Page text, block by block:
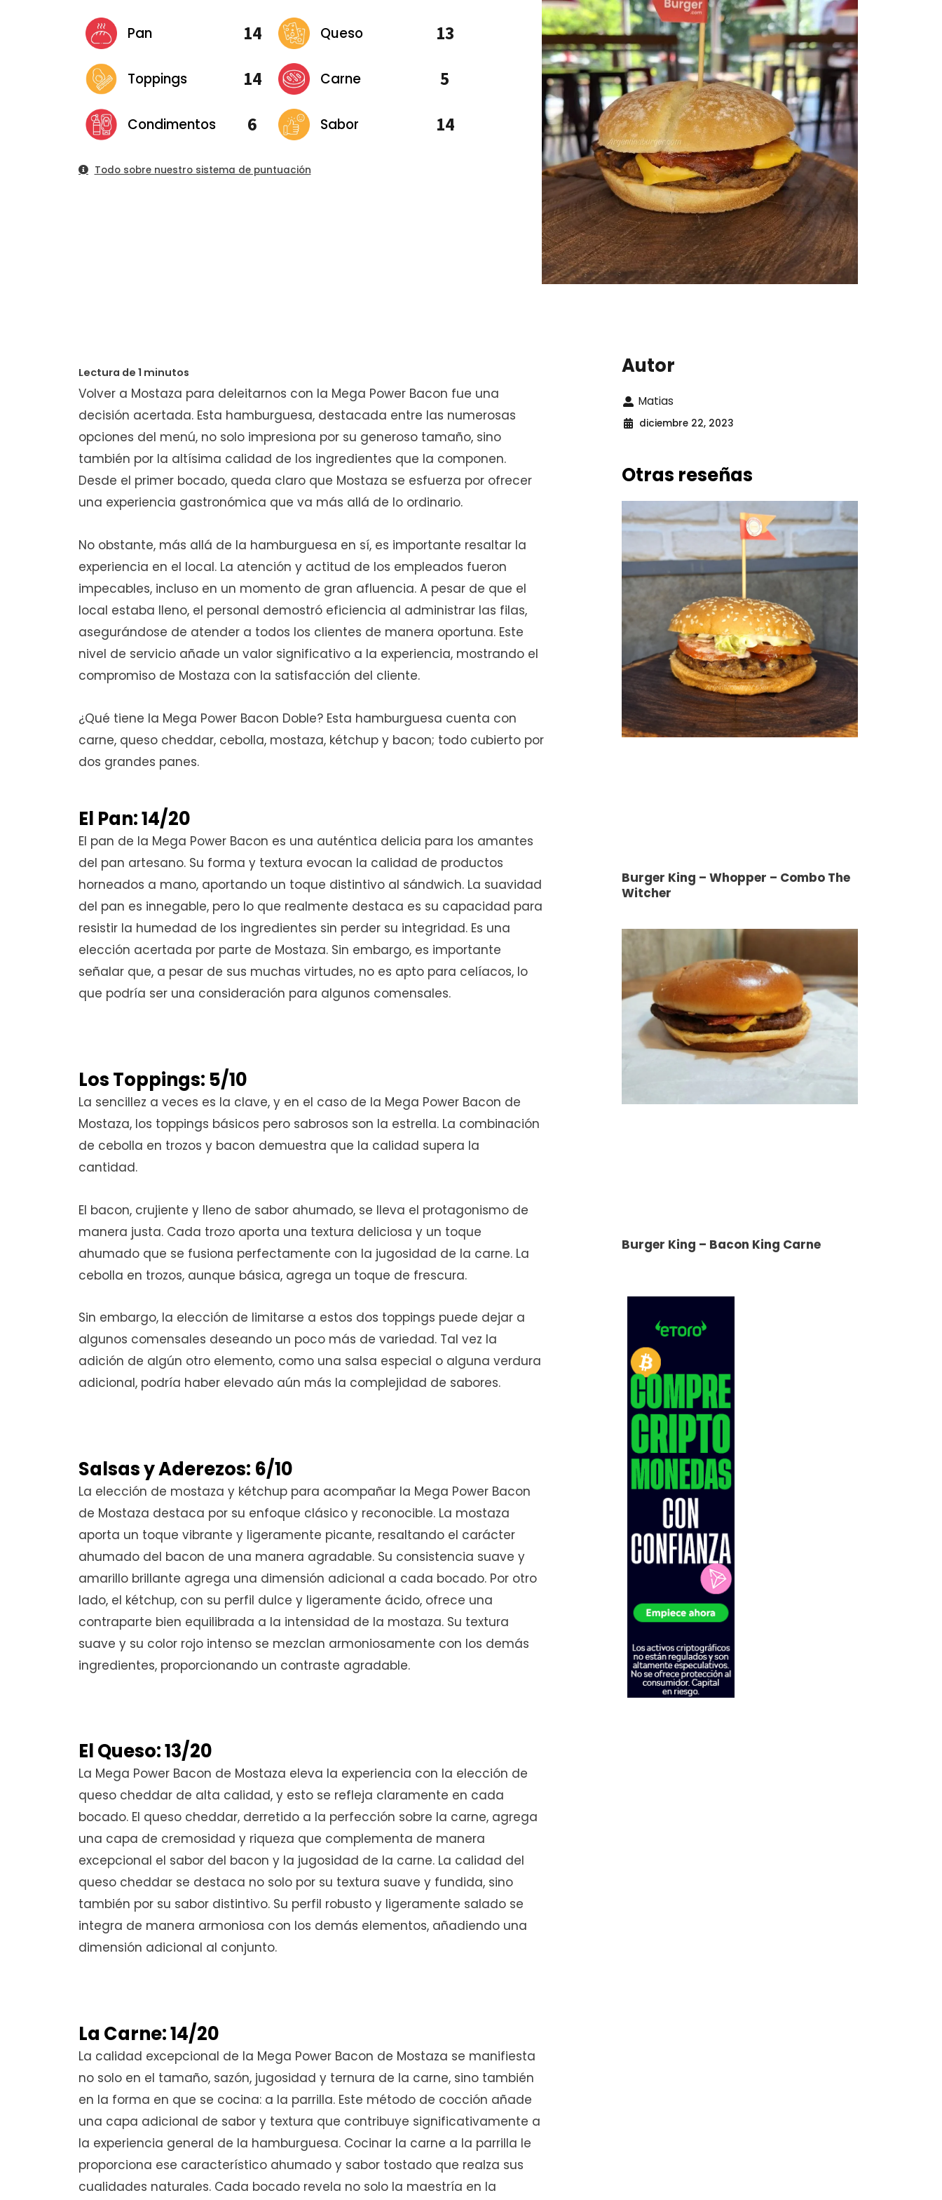
Pan
Toppings
Condimentos
14
14
6
Queso
Carne
Sabor
13
5
14
Todo sobre nuestro sistema de puntuación
Volver a Mostaza para deleitarnos con la Mega Power Bacon fue una
decisión acertada. Esta hamburguesa, destacada entre las numerosas
opciones del menú, no solo impresiona por su generoso tamaño, sino
también por la altísima calidad de los ingredientes que la componen.
Desde el primer bocado, queda claro que Mostaza se esfuerza por ofrecer
una experiencia gastronómica que va más allá de lo ordinario.
No obstante, más allá de la hamburguesa en sí, es importante resaltar la
experiencia en el local. La atención y actitud de los empleados fueron
impecables, incluso en un momento de gran afluencia. A pesar de que el
local estaba lleno, el personal demostró eficiencia al administrar las filas,
asegurándose de atender a todos los clientes de manera oportuna. Este
nivel de servicio añade un valor significativo a la experiencia, mostrando el
compromiso de Mostaza con la satisfacción del cliente.
¿Qué tiene la Mega Power Bacon Doble? Esta hamburguesa cuenta con
carne, queso cheddar, cebolla, mostaza, kétchup y bacon; todo cubierto por
dos grandes panes.
El Pan: 14/20
El pan de la Mega Power Bacon es una auténtica delicia para los amantes
del pan artesano. Su forma y textura evocan la calidad de productos
horneados a mano, aportando un toque distintivo al sándwich. La suavidad
del pan es innegable, pero lo que realmente destaca es su capacidad para
resistir la humedad de los ingredientes sin perder su integridad. Es una
elección acertada por parte de Mostaza. Sin embargo, es importante
señalar que, a pesar de sus muchas virtudes, no es apto para celíacos, lo
que podría ser una consideración para algunos comensales.
Los Toppings: 5/10
La sencillez a veces es la clave, y en el caso de la Mega Power Bacon de
Mostaza, los toppings básicos pero sabrosos son la estrella. La combinación
de cebolla en trozos y bacon demuestra que la calidad supera la
cantidad.
El bacon, crujiente y lleno de sabor ahumado, se lleva el protagonismo de
manera justa. Cada trozo aporta una textura deliciosa y un toque
ahumado que se fusiona perfectamente con la jugosidad de la carne. La
cebolla en trozos, aunque básica, agrega un toque de frescura.
Sin embargo, la elección de limitarse a estos dos toppings puede dejar a
algunos comensales deseando un poco más de variedad. Tal vez la
adición de algún otro elemento, como una salsa especial o alguna verdura
adicional, podría haber elevado aún más la complejidad de sabores.
Salsas y Aderezos: 6/10
La elección de mostaza y kétchup para acompañar la Mega Power Bacon
de Mostaza destaca por su enfoque clásico y reconocible. La mostaza
aporta un toque vibrante y ligeramente picante, resaltando el carácter
ahumado del bacon de una manera agradable. Su consistencia suave y
amarillo brillante agrega una dimensión adicional a cada bocado. Por otro
lado, el kétchup, con su perfil dulce y ligeramente ácido, ofrece una
contraparte bien equilibrada a la intensidad de la mostaza. Su textura
suave y su color rojo intenso se mezclan armoniosamente con los demás
ingredientes, proporcionando un contraste agradable.
El Queso: 13/20
La Mega Power Bacon de Mostaza eleva la experiencia con la elección de
queso cheddar de alta calidad, y esto se refleja claramente en cada
bocado. El queso cheddar, derretido a la perfección sobre la carne, agrega
una capa de cremosidad y riqueza que complementa de manera
excepcional el sabor del bacon y la jugosidad de la carne. La calidad del
queso cheddar se destaca no solo por su textura suave y fundida, sino
también por su sabor distintivo. Su perfil robusto y ligeramente salado se
integra de manera armoniosa con los demás elementos, añadiendo una
dimensión adicional al conjunto.
La Carne: 14/20
La calidad excepcional de la Mega Power Bacon de Mostaza se manifiesta
no solo en el tamaño, sazón, jugosidad y ternura de la carne, sino también
en la forma en que se cocina: a la parrilla. Este método de cocción añade
una capa adicional de sabor y textura que contribuye significativamente a
la experiencia general de la hamburguesa. Cocinar la carne a la parrilla le
proporciona ese característico ahumado y sabor tostado que realza sus
cualidades naturales. Cada bocado revela no solo la maestría en la
Autor
Matias
diciembre 22, 2023
Otras reseñas
Burger King – Whopper – Combo The
Witcher
Burger King – Bacon King Carne